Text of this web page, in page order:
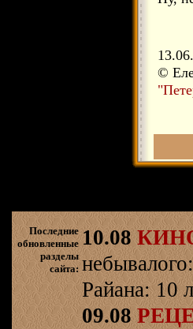
©
Последние
обновленные
разделы
сайта:
10.08
Райана: 10
09.08